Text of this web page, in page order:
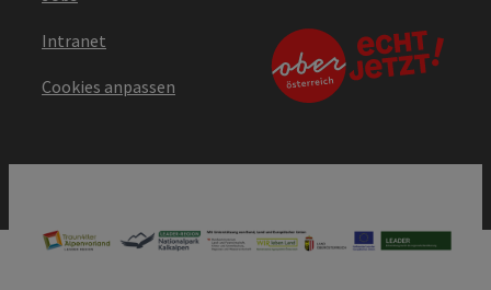
Intranet
Cookies anpassen